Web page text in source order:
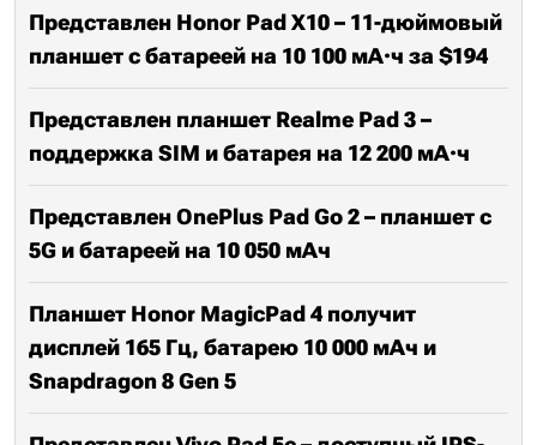
Представлен Honor Pad X10 – 11-дюймовый
планшет с батареей на 10 100 мА·ч за $194
Представлен планшет Realme Pad 3 –
поддержка SIM и батарея на 12 200 мА·ч
Представлен OnePlus Pad Go 2 – планшет с
5G и батареей на 10 050 мАч
Планшет Honor MagicPad 4 получит
дисплей 165 Гц, батарею 10 000 мАч и
Snapdragon 8 Gen 5